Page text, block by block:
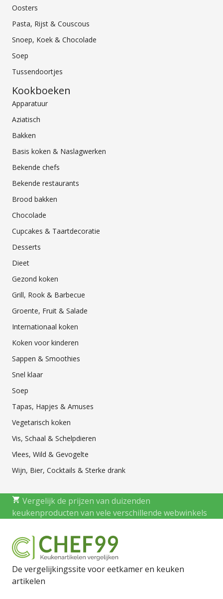
Oosters
Pasta, Rijst & Couscous
Snoep, Koek & Chocolade
Soep
Tussendoortjes
Kookboeken
Apparatuur
Aziatisch
Bakken
Basis koken & Naslagwerken
Bekende chefs
Bekende restaurants
Brood bakken
Chocolade
Cupcakes & Taartdecoratie
Desserts
Dieet
Gezond koken
Grill, Rook & Barbecue
Groente, Fruit & Salade
Internationaal koken
Koken voor kinderen
Sappen & Smoothies
Snel klaar
Soep
Tapas, Hapjes & Amuses
Vegetarisch koken
Vis, Schaal & Schelpdieren
Vlees, Wild & Gevogelte
Wijn, Bier, Cocktails & Sterke drank
Vergelijk de prijzen van duizenden
keukenproducten van vele verschillende webwinkels
De vergelijkingssite voor eetkamer en keuken
artikelen